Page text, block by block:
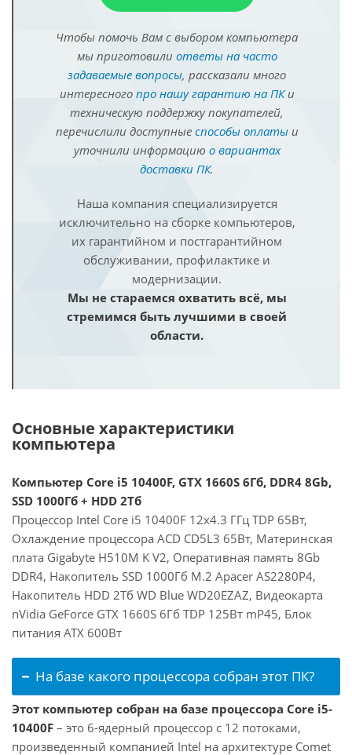
Чтобы помочь Вам с выбором компьютера
мы приготовили ответы на часто
задаваемые вопросы, рассказали много
интересного про нашу гарантию на ПКи
техническую поддержку покупателей,
перечислили доступные способы оплатыи
уточнили информацию о вариантах
доставки ПК.
Наша компания специализируется
исключительно на сборке компьютеров,
их гарантийном и постгарантийном
обслуживании, профилактике и
модернизации.
Мы не стараемся охватить всё, мы
стремимся быть лучшими в своей
области.
Основные характеристики
компьютера
Компьютер Core i5 10400F, GTX 1660S 6Гб, DDR4 8Gb,
SSD 1000Гб + HDD 2Тб
Процессор Intel Core i5 10400F 12x4.3 ГГц TDP 65Вт,
Охлаждение процессора ACD CD5L3 65Вт, Материнская
плата Gigabyte H510M K V2, Оперативная память 8Gb
DDR4, Накопитель SSD 1000Гб M.2 Apacer AS2280P4,
Накопитель HDD 2Тб WD Blue WD20EZAZ, Видеокарта
nVidia GeForce GTX 1660S 6Гб TDP 125Вт mP45, Блок
питания ATX 600Вт
На базе какого процессора собран этот ПК?
Этот компьютер собран на базе процессора Core i5-
10400F – это 6-ядерный процессор с 12 потоками,
произведенный компанией Intel на архитектуре Comet